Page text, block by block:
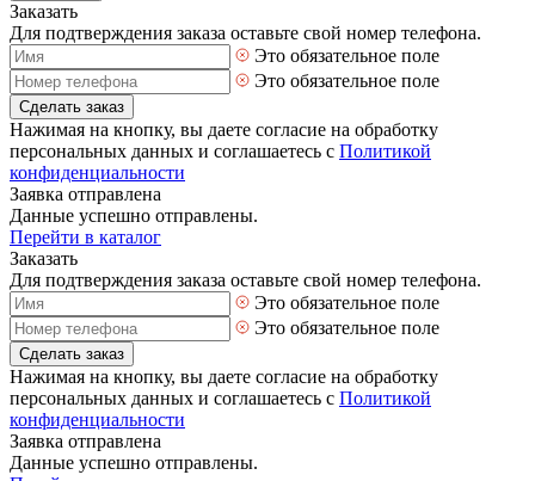
Заказать
Для подтверждения заказа оставьте свой номер телефона.
Это обязательное поле
Это обязательное поле
Сделать заказ
Нажимая на кнопку, вы даете согласие на обработку
персональных данных и соглашаетесь с Политикой
конфиденциальности
Заявка отправлена
Данные успешно отправлены.
Перейти в каталог
Заказать
Для подтверждения заказа оставьте свой номер телефона.
Это обязательное поле
Это обязательное поле
Сделать заказ
Нажимая на кнопку, вы даете согласие на обработку
персональных данных и соглашаетесь с Политикой
конфиденциальности
Заявка отправлена
Данные успешно отправлены.